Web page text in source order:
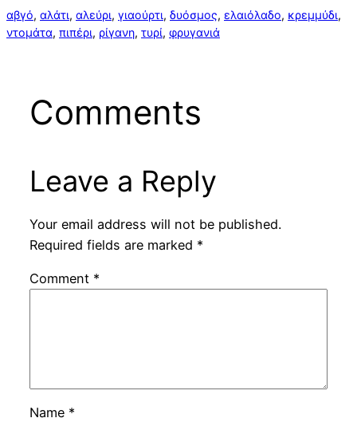
αβγό, αλάτι, αλεύρι, γιαούρτι, δυόσμος, ελαιόλαδο, κρεμμύδι
ντομάτα, πιπέρι, ρίγανη, τυρί, φρυγανιά
Comments
Leave a Reply
Your email address will not be published.
Required fields are marked *
Comment *
Name *